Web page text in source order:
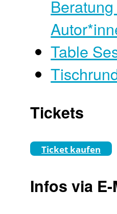
Table
Tickets
Ticket kaufen
Infos via E-